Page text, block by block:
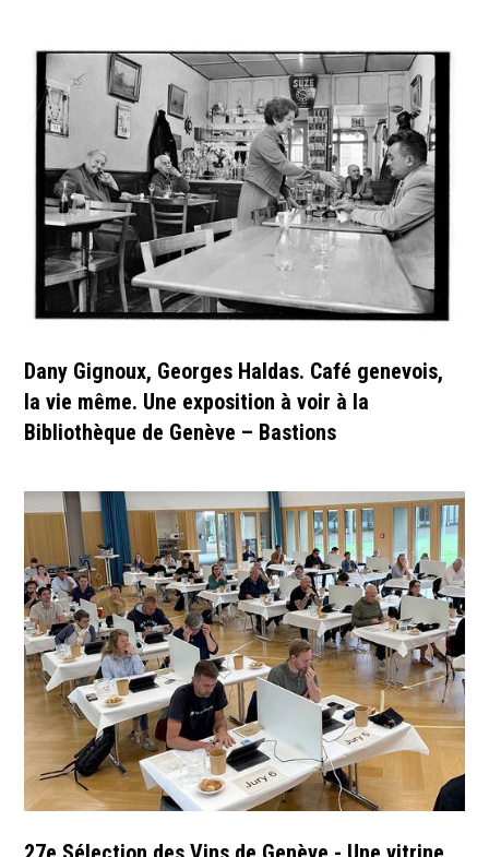
Dany Gignoux, Georges Haldas. Café genevois,
la vie même. Une exposition à voir à la
Bibliothèque de Genève – Bastions